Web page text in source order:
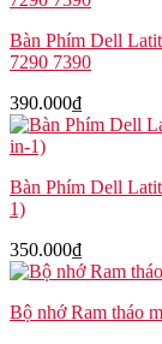
Bàn Phím Dell
7290 7390
390.000₫
Bàn Phím Dell
1)
350.000₫
Bộ nhớ Ram tháo